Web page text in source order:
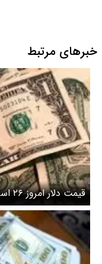
خبرهای مرتبط
کانال ۹۲ هزار تومانی برگرداند